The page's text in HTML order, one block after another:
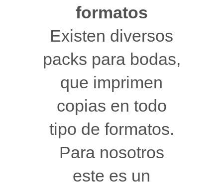
formatos
Existen diversos
packs para bodas,
que imprimen
copias en todo
tipo de formatos.
Para nosotros
este es un